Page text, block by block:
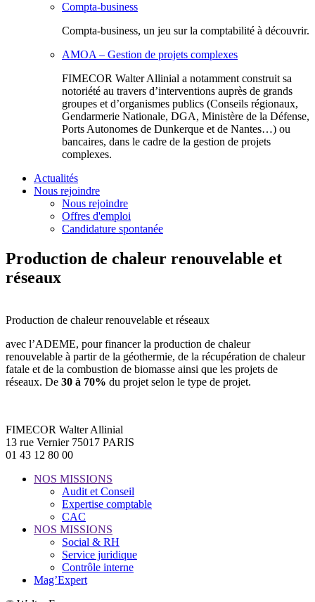
Compta-business
Compta-business, un jeu sur la comptabilité à découvrir.
AMOA – Gestion de projets complexes
FIMECOR Walter Allinial a notamment construit sa
notoriété au travers d’interventions auprès de grands
groupes et d’organismes publics (Conseils régionaux,
Gendarmerie Nationale, DGA, Ministère de la Défense,
Ports Autonomes de Dunkerque et de Nantes…) ou
bancaires, dans le cadre de la gestion de projets
complexes.
Actualités
Nous rejoindre
Nous rejoindre
Offres d'emploi
Candidature spontanée
Production de chaleur renouvelable et
réseaux
Production de chaleur renouvelable et réseaux
avec l’ADEME, pour financer la production de chaleur
renouvelable à partir de la géothermie, de la récupération de chaleur
fatale et de la combustion de biomasse ainsi que les projets de
réseaux. De 30 à 70% du projet selon le type de projet.
FIMECOR Walter Allinial
13 rue Vernier 75017 PARIS
01 43 12 80 00
NOS MISSIONS
Audit et Conseil
Expertise comptable
CAC
NOS MISSIONS
Social & RH
Service juridique
Contrôle interne
Mag’Expert